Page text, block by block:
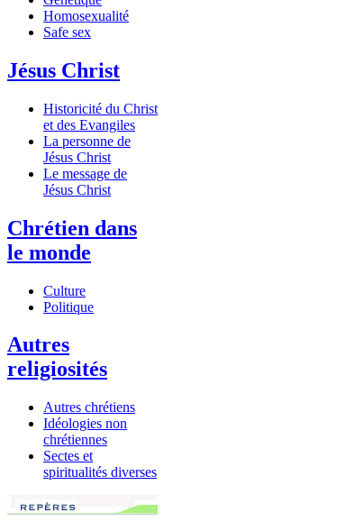
Homosexualité
Safe sex
Jésus Christ
Historicité du Christ
et des Evangiles
La personne de
Jésus Christ
Le message de
Jésus Christ
Chrétien dans
le monde
Culture
Politique
Autres
religiosités
Autres chrétiens
Idéologies non
chrétiennes
Sectes et
spiritualités diverses